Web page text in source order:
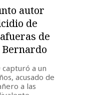
autor
de
de
Bernardo
capturó a un
acusado de
a las